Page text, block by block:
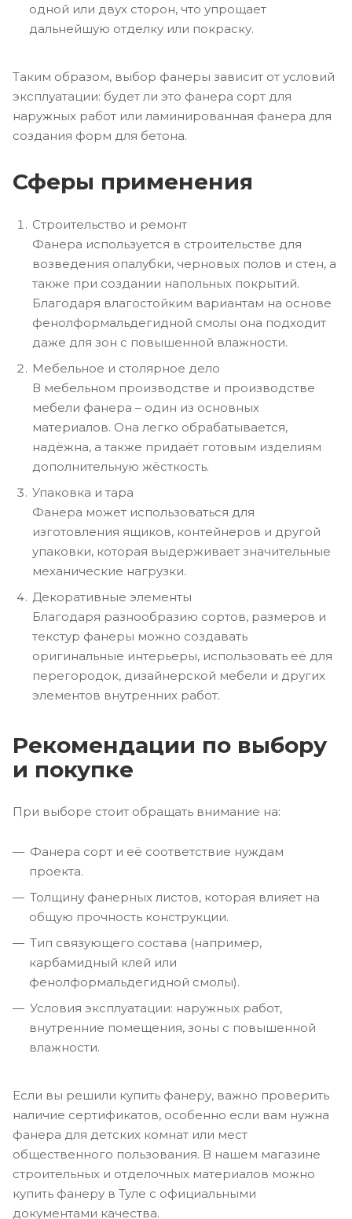
одной или двух сторон, что упрощает
дальнейшую отделку или покраску.
Таким образом, выбор фанеры зависит от условий
эксплуатации: будет ли это фанера сорт для
наружных работ или ламинированная фанера для
создания форм для бетона.
Сферы применения
Строительство и ремонт
Фанера используется в строительстве для
возведения опалубки, черновых полов и стен, а
также при создании напольных покрытий.
Благодаря влагостойким вариантам на основе
фенолформальдегидной смолы она подходит
даже для зон с повышенной влажности.
Мебельное и столярное дело
В мебельном производстве и производстве
мебели фанера – один из основных
материалов. Она легко обрабатывается,
надёжна, а также придаёт готовым изделиям
дополнительную жёсткость.
Упаковка и тара
Фанера может использоваться для
изготовления ящиков, контейнеров и другой
упаковки, которая выдерживает значительные
механические нагрузки.
Декоративные элементы
Благодаря разнообразию сортов, размеров и
текстур фанеры можно создавать
оригинальные интерьеры, использовать её для
перегородок, дизайнерской мебели и других
элементов внутренних работ.
Рекомендации по выбору
и покупке
При выборе стоит обращать внимание на:
Фанера сорт и её соответствие нуждам
проекта.
Толщину фанерных листов, которая влияет на
общую прочность конструкции.
Тип связующего состава (например,
карбамидный клей или
фенолформальдегидной смолы).
Условия эксплуатации: наружных работ,
внутренние помещения, зоны с повышенной
влажности.
Если вы решили купить фанеру, важно проверить
наличие сертификатов, особенно если вам нужна
фанера для детских комнат или мест
общественного пользования. В нашем магазине
строительных и отделочных материалов можно
купить фанеру в Туле с официальными
документами качества.